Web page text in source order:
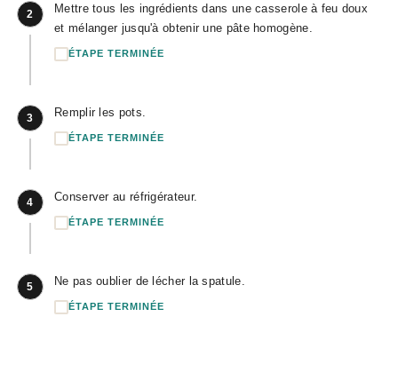
2
Mettre tous les ingrédients dans une casserole à feu doux
et mélanger jusqu'à obtenir une pâte homogène.
ÉTAPE TERMINÉE
3 Remplir les pots.
ÉTAPE TERMINÉE
4 Conserver au réfrigérateur.
ÉTAPE TERMINÉE
5 Ne pas oublier de lécher la spatule.
ÉTAPE TERMINÉE